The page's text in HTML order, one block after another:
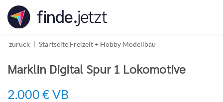
Accessibility
Modus
aktivieren
Navigation
Inhalt
zurück Startseite Freizeit + Hobby Modellbau
Marklin Digital Spur 1 Lokomotive
2.000 € VB